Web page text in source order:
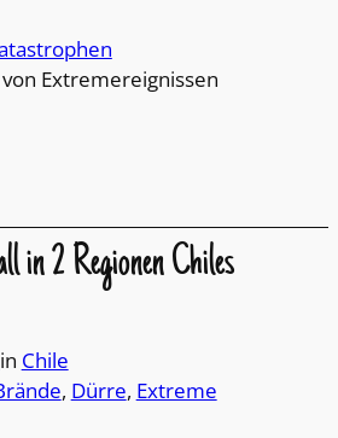
Extremereignissen
in 2 Regionen Chiles
in Chile
, Dürre, Extreme